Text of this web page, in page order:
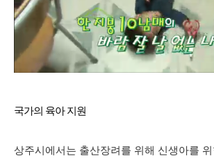
국가의 육아 지원
상주시에서는 출산장려를 위해 신생아를